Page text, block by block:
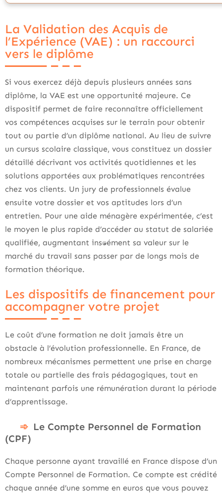
La Validation des Acquis de
l’Expérience (VAE) : un raccourci
vers le diplôme
Si vous exercez déjà depuis plusieurs années sans
diplôme, la VAE est une opportunité majeure. Ce
dispositif permet de faire reconnaître officiellement
vos compétences acquises sur le terrain pour obtenir
tout ou partie d’un diplôme national. Au lieu de suivre
un cursus scolaire classique, vous constituez un dossier
détaillé décrivant vos activités quotidiennes et les
solutions apportées aux problématiques rencontrées
chez vos clients. Un jury de professionnels évalue
ensuite votre dossier et vos aptitudes lors d’un
entretien. Pour une aide ménagère expérimentée, c’est
le moyen le plus rapide d’accéder au statut de salariée
qualifiée, augmentant instantanément sa valeur sur le
marché du travail sans passer par de longs mois de
formation théorique.
Les dispositifs de financement pour
accompagner votre projet
Le coût d’une formation ne doit jamais être un
obstacle à l’évolution professionnelle. En France, de
nombreux mécanismes permettent une prise en charge
totale ou partielle des frais pédagogiques, tout en
maintenant parfois une rémunération durant la période
d’apprentissage.
Le Compte Personnel de Formation
(CPF)
Chaque personne ayant travaillé en France dispose d’un
Compte Personnel de Formation. Ce compte est crédité
chaque année d’une somme en euros que vous pouvez